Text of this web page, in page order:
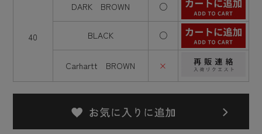
40
DARK BROWN ○
BLACK ○
Carhartt BROWN ×